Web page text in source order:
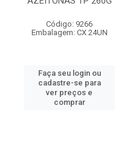
Código: 9266
Embalagem: CX 24UN
Faça seu login ou
cadastre-se para
ver preços e
comprar